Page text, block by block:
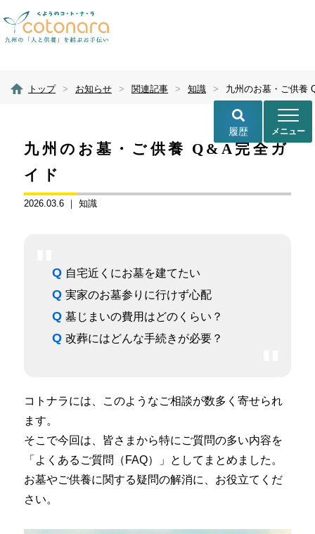
トップ > お知らせ > 関連記事 > 知識 >
九州のお墓・ご供養 Q&A完全ガ
イド
2026.03.6 ｜知識
Q 自宅近くにお墓を建てたい
Q実家のお墓参りに行けず心配
Q墓じまいの費用はどのくらい？
Q改葬にはどんな手続きが必要？
コトナラには、このようなご相談が数多く寄せられ
ます。
そこで今回は、皆さまから特にご質問の多い内容を
「よくあるご質問（FAQ）」としてまとめました。
お墓やご供養に関する疑問の解消に、お役立てくだ
さい。
履歴